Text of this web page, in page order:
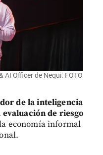
AI Officer de Nequi. FOTO
de la inteligencia
de riesgo
economía informal